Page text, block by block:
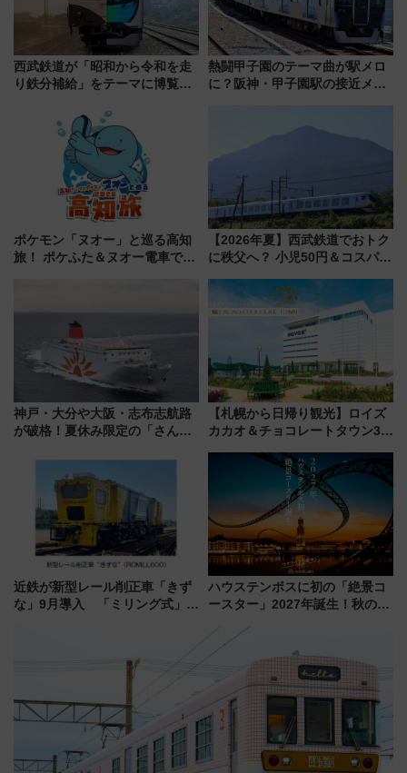
西武鉄道が「昭和から令和を走
り鉄分補給」をテーマに博覧会
14日から 新車両「トキイロ」体
験ブースも アクセスや申込方法
熱闘甲子園のテーマ曲が駅メロ
に？阪神・甲子園駅の接近メロ
ポケモン「ヌオー」と巡る高知
旅！ ポケふた＆ヌオー電車で楽
【2026年夏】西武鉄道でおトク
に秩父へ？ 小児50円＆コスパ最
族旅行！ 深夜の正丸トンネル探
検や特急ラビューも
神戸・大分や大阪・志布志航路
が破格！夏休み限定の「さんふ
快適な船旅はいかが？
【札幌から日帰り観光】ロイズ
カカオ＆チョコレートタウン3周
詰め放題を開催、ロイズタウン
駅からのアクセスも
近鉄が新型レール削正車「きず
な」9月導入 「ミリング式」採
貢献するだけでなく、全線区で
活躍するための仕組みも
ハウステンボスに初の「絶景コ
ースター」2027年誕生！秋の
ろも一挙紹介